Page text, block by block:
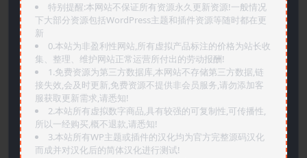
特别提醒:本网站不保证所有资源永久更新资源!一般情况
下大部分资源包括WordPress主题和插件资源等随时都在更
新
0.本站为非盈利性网站,所有虚拟产品标注的价格为站长收
集、整理、维护网站正常运营所付出的劳动报酬!
1.免费资源为第三方数据库,本网站不存储第三方数据,链
接失效,会及时更新,免费资源不提供非会员服务,请勿添加客
服获取更新需求,请悉知!
2.本站所有虚拟数字商品,具有较强的可复制性,可传播性,
所以一经购买,概不退款,请悉知!
3.本站所有WP主题或插件的汉化均为官方完整源码汉化
而成并对汉化后的简体汉化进行测试!